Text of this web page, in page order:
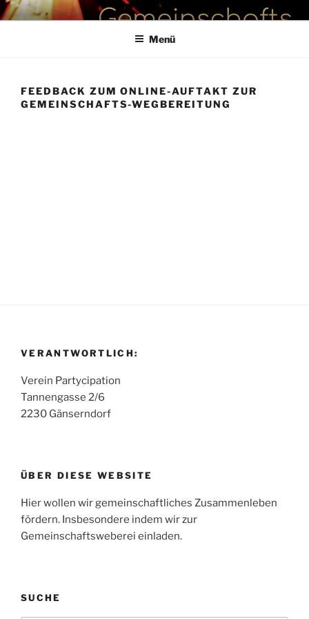
Zum
InhaltGEMEINSCHAFTSWEBEREI
hosted by Partycipation
Menü
FEEDBACK ZUM ONLINE-AUFTAKT ZUR
GEMEINSCHAFTS-WEGBEREITUNG
VERANTWORTLICH:
Verein Partycipation
Tannengasse 2/6
2230 Gänserndorf
ÜBER DIESE WEBSITE
Hier wollen wir gemeinschaftliches Zusammenleben
fördern. Insbesondere indem wir zur
Gemeinschaftsweberei einladen.
SUCHE